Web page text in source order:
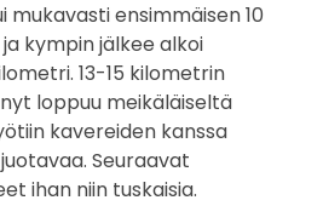
mukavasti ensimmäisen 10
kympin jälkee alkoi
13-15 kilometrin
loppuu meikäläiseltä
kavereiden kanssa
Seuraavat
ihan niin tuskaisia.